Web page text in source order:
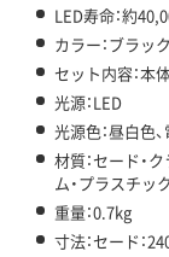
LED寿命：約
カラー：ブラック
セット内容：本
光源：LED
光源色：昼白色
材質：セード・
ム・プラスチッ
重量：0.7kg
寸法：セード